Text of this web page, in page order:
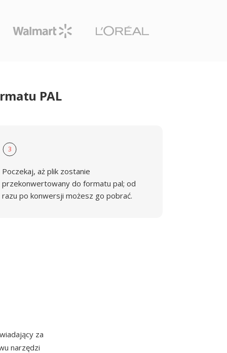
PAL
3
Poczekaj, aż plik zostanie
przekonwertowany do formatu pal; od
razu po konwersji możesz go pobrać.
za
narzędzi